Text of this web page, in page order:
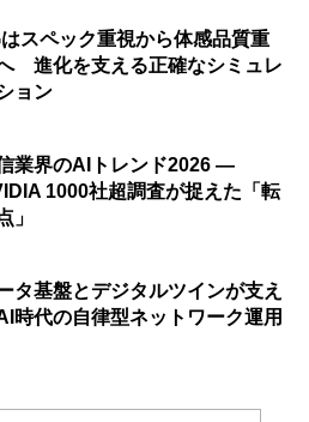
スペック重視から体感品質重
進化を支える正確なシミュレ
ョン
業界のAIトレンド2026 ―
1000社超調査が捉えた「転
」
タ基盤とデジタルツインが支え
時代の自律型ネットワーク運用